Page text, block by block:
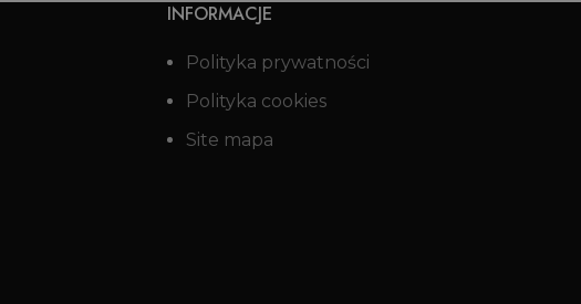
INFORMACJE
Polityka prywatności
Polityka cookies
Site mapa